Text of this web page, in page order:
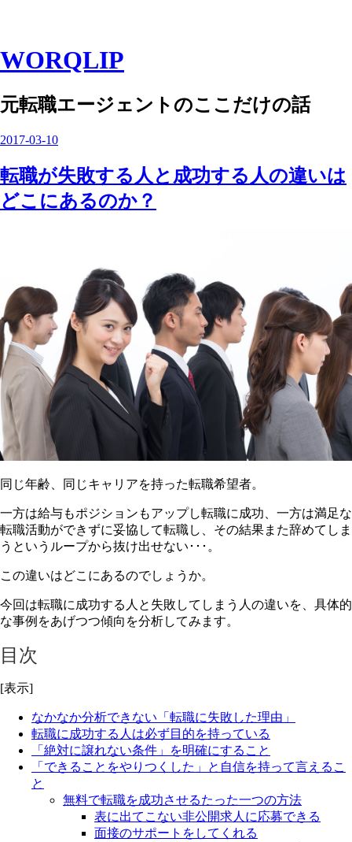
WORQLIP
元転職エージェントのここだけの話
2017-03-10
転職が失敗する人と成功する人の違いは
どこにあるのか？
同じ年齢、同じキャリアを持った転職希望者。
一方は給与もポジションもアップし転職に成功、一方は満足な
転職活動ができずに妥協して転職し、その結果また辞めてしま
うというループから抜け出せない･･･。
この違いはどこにあるのでしょうか。
今回は転職に成功する人と失敗してしまう人の違いを、具体的
な事例をあげつつ傾向を分析してみます。
目次
[表示]
なかなか分析できない「転職に失敗した理由」
転職に成功する人は必ず目的を持っている
「絶対に譲れない条件」を明確にすること
「できることをやりつくした」と自信を持って言えるこ
と
無料で転職を成功させるたった一つの方法
表に出てこない非公開求人に応募できる
面接のサポートをしてくれる